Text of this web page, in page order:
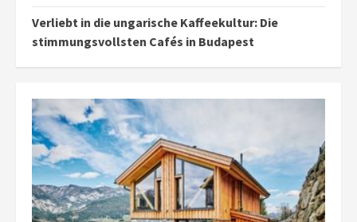
Verliebt in die ungarische Kaffeekultur: Die
stimmungsvollsten Cafés in Budapest